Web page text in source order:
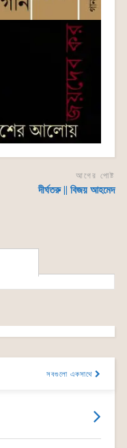
আগের পোষ্ট
দীর্ঘতরু || বিজয় আহমেদ
সবগুলো একসাথে